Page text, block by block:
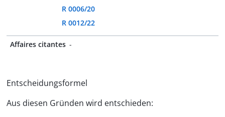
R 0006/20
R 0012/22
Affaires citantes -
Entscheidungsformel
Aus diesen Gründen wird entschieden: